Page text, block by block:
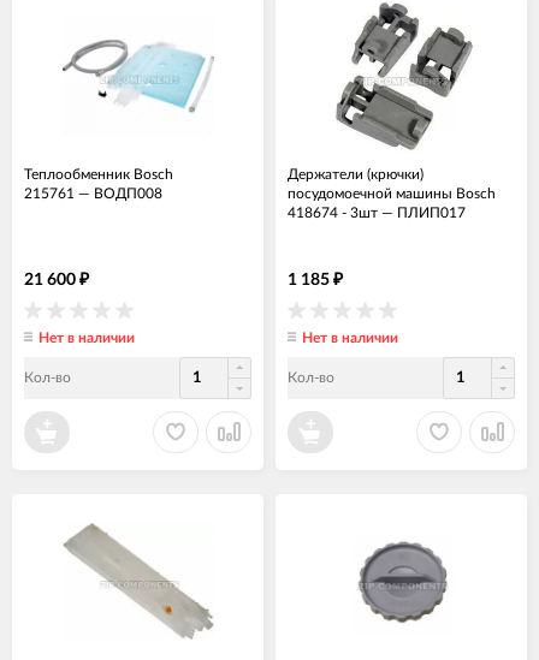
Теплообменник Bosch
215761 — ВОДП008
21 600 ₽
Нет в наличии
Кол-во
Держатели (крючки)
посудомоечной машины Bosch
418674 - 3шт — ПЛИП017
1 185 ₽
Нет в наличии
Кол-во